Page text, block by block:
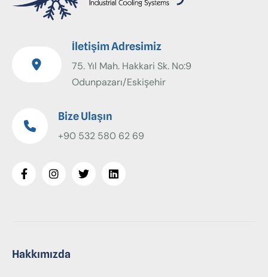
İletişim Adresimiz
75. Yıl Mah. Hakkari Sk. No:9
Odunpazarı/Eskişehir
Bize Ulaşın
+90 532 580 62 69
Hakkımızda